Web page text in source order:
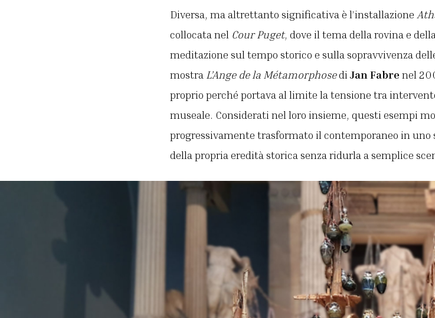
Diversa, ma altrettanto significativa è l’installazione
collocata nel Cour Puget, dove il tema della rovina e
meditazione sul tempo storico e sulla sopravvivenza
mostra L’Ange de la MétamorphosediJan Fabre nel
proprio perché portava al limite la tensione tra
museale. Considerati nel loro insieme, questi esempi
progressivamente trasformato il contemporaneo in
della propria eredità storica senza ridurla a semplice